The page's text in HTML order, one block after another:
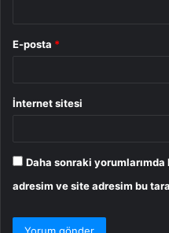
E-posta *
İnternet sitesi
Daha sonraki yorumlarımda
adresim ve site adresim bu